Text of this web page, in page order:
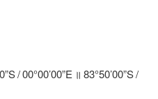
/ 00°00’00”E ॥ 83°50’00”S /